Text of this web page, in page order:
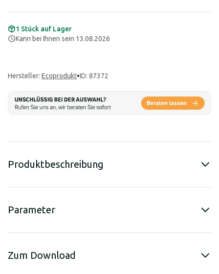
1 Stück auf Lager
Kann bei Ihnen sein 13.08.2026
Hersteller: Ecoprodukt•ID: 87372
Produktbeschreibung
Parameter
Zum Download